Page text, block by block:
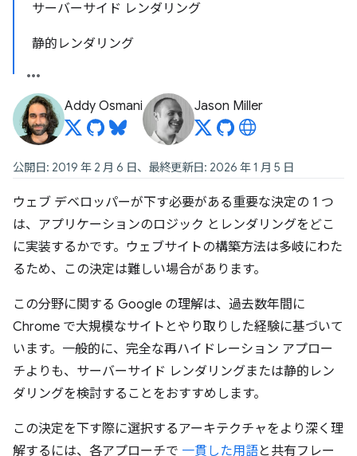
サーバーサイド レンダリング
静的レンダリング
Addy Osmani Jason Miller
公開日: 2019 年 2 月 6 日、最終更新日: 2026 年 1 月 5 日
ウェブ デベロッパーが下す必要がある重要な決定の 1 つ
は、アプリケーションのロジック とレンダリングをどこ
に実装するかです。ウェブサイトの構築方法は多岐にわた
るため、この決定は難しい場合があります。
この分野に関する Google の理解は、過去数年間に
Chrome で大規模なサイトとやり取りした経験に基づいて
います。一般的に、完全な再ハイドレーション アプロー
チよりも、サーバーサイド レンダリングまたは静的レン
ダリングを検討することをおすすめします。
この決定を下す際に選択するアーキテクチャをより深く理
解するには、各アプローチで 一貫した用語と共有フレー